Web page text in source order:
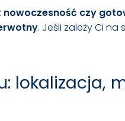
nowoczesność czy
. Jeśli zależy Ci
lokalizacja,